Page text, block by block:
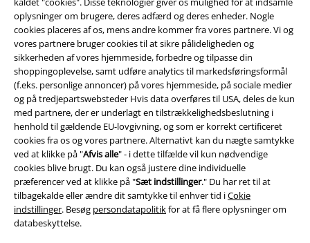
oplysninger om brugere, deres adfærd og deres enheder. Nogle
cookies placeres af os, mens andre kommer fra vores partnere. Vi og
vores partnere bruger cookies til at sikre pålideligheden og
sikkerheden af ​​vores hjemmeside, forbedre og tilpasse din
shoppingoplevelse, samt udføre analytics til markedsføringsformål
(f.eks. personlige annoncer) på vores hjemmeside, på sociale medier
og på tredjepartswebsteder Hvis data overføres til USA, deles de kun
med partnere, der er underlagt en tilstrækkelighedsbeslutning i
henhold til gældende EU-lovgivning, og som er korrekt certificeret
cookies fra os og vores partnere. Alternativt kan du nægte samtykke
ved at klikke på "Afvis alle" - i dette tilfælde vil kun nødvendige
cookies blive brugt. Du kan også justere dine individuelle
præferencer ved at klikke på "Sæt indstillinger." Du har ret til at
tilbagekalde eller ændre dit samtykke til enhver tid iCokie
indstillinger. Besøg persondatapolitikfor at få flere oplysninger om
databeskyttelse.
EMP app
Download den nye EMP app gratis og få glæde af alle forbedringerne
og fordelene!
A Warner Music Group Company